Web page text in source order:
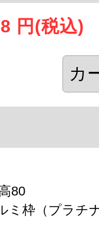
円 (税込)
80
ミ枠（プラチ